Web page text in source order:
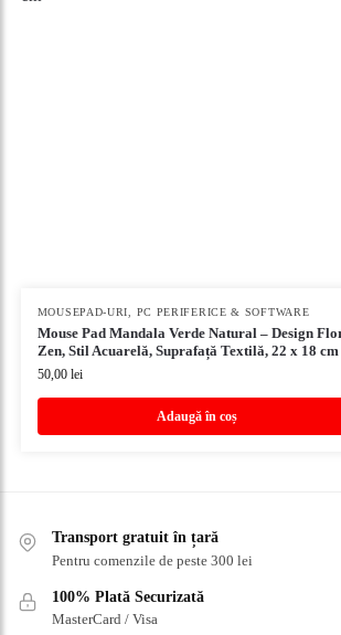
MOUSEPAD-URI, PC PERIFERICE & SOFTWARE
Mouse Pad Mandala Verde Natural – Design
Zen, Stil Acuarelă, Suprafață Textilă, 22 x 18 cm
50,00 lei
Adaugă în coș
Transport gratuit în țară
Pentru comenzile de peste 300 lei
100% Plată Securizată
MasterCard / Visa